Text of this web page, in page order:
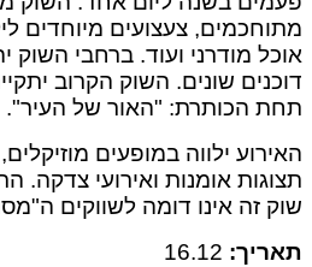
צעצועים מיוחדים
שונים. השוק הקרוב יתקיים
הכותרת: "האור של העיר".
ילווה במופעים מוזיקלים,
אומנות ואירועי צדקה.
אינו דומה לשווקים
16.12